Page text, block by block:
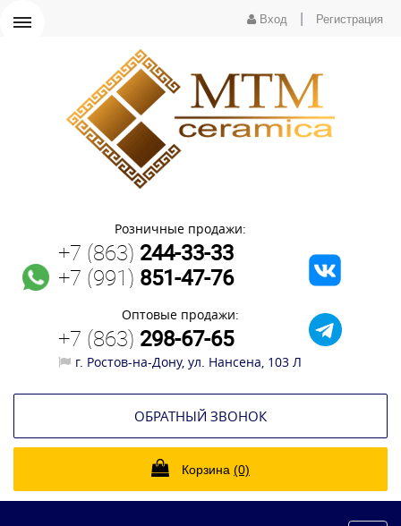
Вход Регистрация
Розничные продажи:
+7 (863) 244-33-33
+7 (991) 851-47-76
Оптовые продажи:
+7 (863) 298-67-65
г. Ростов-на-Дону, ул. Нансена, 103 Л
ОБРАТНЫЙ ЗВОНОК
Корзина (0)